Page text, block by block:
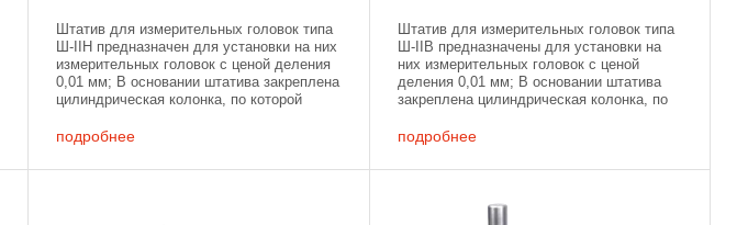
Штатив для измерительных головок типа
Ш-IIН предназначен для установки на них
измерительных головок с ценой деления
0,01 мм; В основании штатива закреплена
цилиндрическая колонка, по которой
стержня установлена ...
подробнее
Штатив для измерительных головок типа
Ш-IIB предназначены для установки на
них измерительных головок с ценой
деления 0,01 мм; В основании штатива
закреплена цилиндрическая колонка, по
конце стержня установлена ...
подробнее